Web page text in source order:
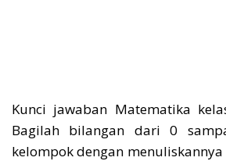
Kunci jawaban Matematika
Bagilah bilangan dari 0
kelompok dengan